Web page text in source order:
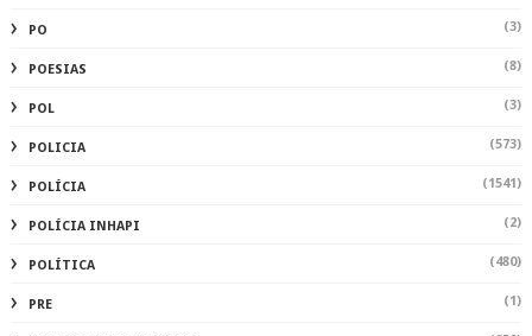
PO (3)
POESIAS (8)
POL (3)
POLICIA (573)
POLÍCIA (1541)
POLÍCIA INHAPI (2)
POLÍTICA (480)
PRE (1)